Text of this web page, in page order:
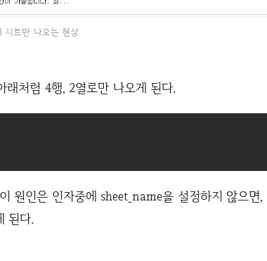
시트만 나오는 현상
처럼 4행, 2열로만 나오게 된다.
원인은 인자중에 sheet_name을 설정하지 않으면,
된다.